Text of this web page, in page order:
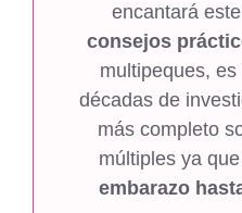
encantará
consejos
multipeques,
décadas de
más completo
múltiples ya
embarazo